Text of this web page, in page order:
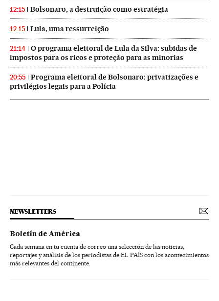
12:15 Bolsonaro, a destruição como estratégia
12:15 Lula, uma ressurreição
21:14
O programa eleitoral de Lula da Silva: subidas de
impostos para os ricos e proteção para as minorias
20:55
Programa eleitoral de Bolsonaro: privatizações e
privilégios legais para a Polícia
NEWSLETTERS
Boletín de América
Cada semana en tu cuenta de correo una selección de las noticias,
reportajes y análisis de los periodistas de EL PAÍS con los acontecimientos
más relevantes del continente.